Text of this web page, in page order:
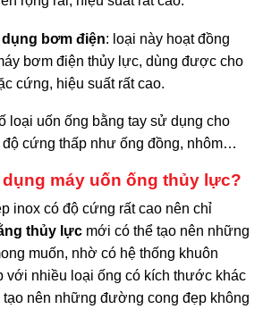
bơm điện: loại này hoạt đồng
bơm điện thủy lực, dùng được cho
cứng, hiệu suất rất cao.
loại uốn ống bằng tay sử dụng cho
cứng thấp như ống đồng, nhôm…
máy uốn ống thủy lực?
inox có độ cứng rất cao nên chỉ
thủy lực mới có thể tạo nên những
muốn, nhờ có hệ thống khuôn
với nhiều loại ống có kích thước khác
tạo nên những đường cong đẹp không